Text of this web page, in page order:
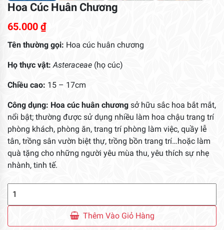
Hoa Cúc Huân Chương
65.000 ₫
Tên thường gọi: Hoa cúc huân chương
Họ thực vật: Asteraceae (họ cúc)
Chiều cao: 15 – 17cm
Công dụng: Hoa cúc huân chương sở hữu sắc hoa bắt mắt,
nổi bật; thường được sử dụng nhiều làm hoa chậu trang trí
phòng khách, phòng ăn, trang trí phòng làm việc, quầy lễ
tân, trồng sân vườn biệt thự, trồng bồn trang trí…hoặc làm
quà tặng cho những người yêu mùa thu, yêu thích sự nhẹ
nhành, tinh tế.
Chương
Thêm Vào Giỏ Hàng